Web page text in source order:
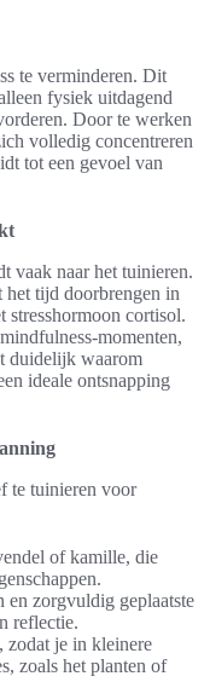
te verminderen. Dit
fysiek uitdagend
Door te werken
volledig concentreren
tot een gevoel van
vaak naar het tuinieren.
het tijd doorbrengen in
stresshormoon cortisol.
momenten,
duidelijk waarom
ideale ontsnapping
te tuinieren voor
of kamille, die
en zorgvuldig geplaatste
reflectie.
zodat je in kleinere
zoals het planten of